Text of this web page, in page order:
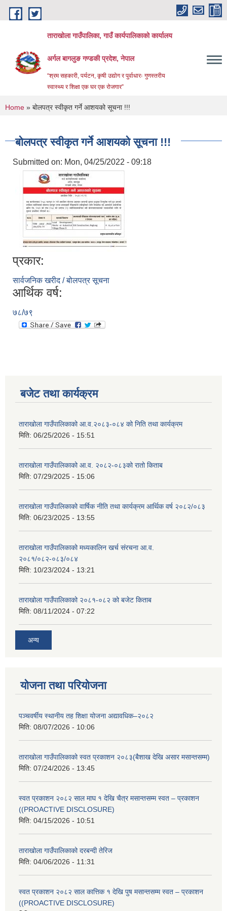
Skip to main content
ताराखोला गाउँपालिका, गाउँ कार्यपालिकाको कार्यालय
अर्गल बागलुङ गण्डकी प्रदेश, नेपाल
“श्रम सहकारी, पर्यटन, कृषी उद्योग र पुर्वाधारः गुणस्तरीय
स्वास्थ्य र शिक्षा एक घर एक रोजगार”
You are here
Home » बोलपत्र स्वीकृत गर्ने आशयको सूचना !!!
बोलपत्र स्वीकृत गर्ने आशयको सूचना !!!
Submitted on: Mon, 04/25/2022 - 09:18
प्रकार:
सार्वजनिक खरीद / बोलपत्र सूचना
आर्थिक वर्ष:
७८/७९
बजेट तथा कार्यक्रम
ताराखोला गाउँपालिकाको आ.व.२०८३-०८४ को निति तथा कार्यक्रम
मिति: 06/25/2026 - 15:51
ताराखोला गाउँपालिकाको आ.व. २०८२-०८३को रातो किताब
मिति: 07/29/2025 - 15:06
ताराखोला गाउँपालिकाको वार्षिक नीति तथा कार्यक्रम आर्थिक वर्ष २०८२/०८३
मिति: 06/23/2025 - 13:55
ताराखोला गाउँपालिकाको मध्यकालिन खर्च संरचना आ.व.
२०८१/०८२-०८३/०८४
मिति: 10/23/2024 - 13:21
ताराखोला गाउँपालिकाको २०८१-०८२ को बजेट किताब
मिति: 08/11/2024 - 07:22
अन्य
योजना तथा परियोजना
पञ्चवर्षीय स्थानीय तह शिक्षा योजना अद्यावधिक–२०८२
मिति: 08/07/2026 - 10:06
ताराखोला गाउँपालिकाको स्वत प्रकाशन २०८३(बैशाख देखि असार मसान्तसम्म)
मिति: 07/24/2026 - 13:45
स्वत प्रकाशन २०८२ साल माघ १ देखि चैत्र मसान्तसम्म स्वत – प्रकाशन
((PROACTIVE DISCLOSURE)
मिति: 04/15/2026 - 10:51
ताराखोला गाउँपालिकाको दरबन्दी तेरिज
मिति: 04/06/2026 - 11:31
स्वत प्रकाशन २०८२ साल कात्तिक १ देखि पुष मसान्तसम्म स्वत – प्रकाशन
((PROACTIVE DISCLOSURE)